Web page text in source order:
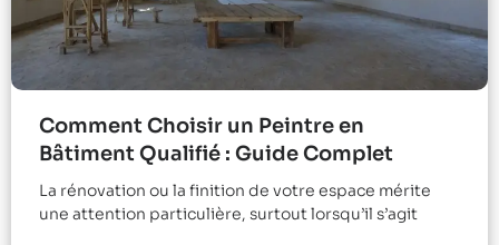
Comment Choisir un Peintre en
Bâtiment Qualifié : Guide Complet
La rénovation ou la finition de votre espace mérite
une attention particulière, surtout lorsqu’il s’agit